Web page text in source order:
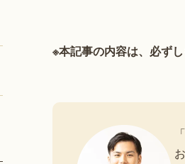
※本記事の内容は、必ず